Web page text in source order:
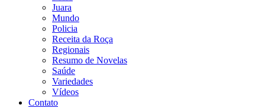
Juara
Mundo
Policia
Receita da Roça
Regionais
Resumo de Novelas
Saúde
Variedades
Vídeos
Contato